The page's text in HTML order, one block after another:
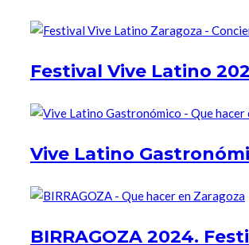
Festival Vive Latino
Vive Latino
BIRRAGOZA 2024.